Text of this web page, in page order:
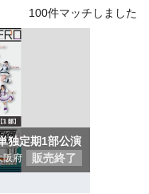
100件マッチしました
独定期1部公演
阪府 販売終了